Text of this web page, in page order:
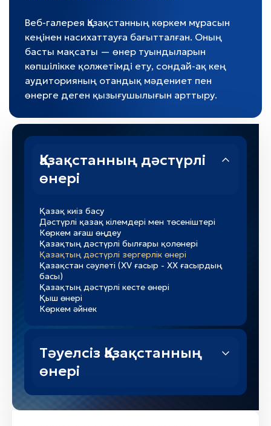
Веб-галерея Қазақстанның көркем мұрасын
кеңінен насихаттауға бағытталған. Оның
басты мақсаты — өнер туындыларын
көпшілікке қолжетімді ету, сондай-ақ кең
аудиторияның отандық мәдениет пен
өнерге деген қызығушылығын арттыру.
Қазақстанның дәстүрлі
өнері
Қазақ киіз басу
Дәстүрлі қазақ кілемдері мен төсеніштері
Көркем ағаш өңдеу
Қазақтың дәстүрлі былғары қолөнері
Қазақтың дәстүрлі зергерлік өнері
Қазақстан сәулеті (XV ғасыр - XX ғасырдың
басы)
Қазақтың дәстүрлі кесте өнері
Қыш өнері
Көркем әйнек
Тәуелсіз Қазақстанның
өнері
Сурет салу